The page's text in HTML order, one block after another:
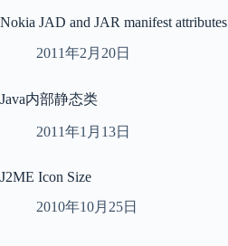
Nokia JAD and JAR manifest attributes
2011年2月20日
Java内部静态类
2011年1月13日
J2ME Icon Size
2010年10月25日